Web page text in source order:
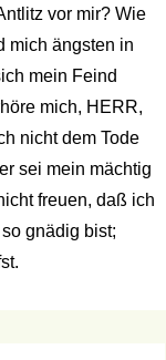
vor mir? Wie
mich ängsten in
mein Feind
mich, HERR,
nicht dem Tode
sei mein mächtig
freuen, daß ich
gnädig bist;